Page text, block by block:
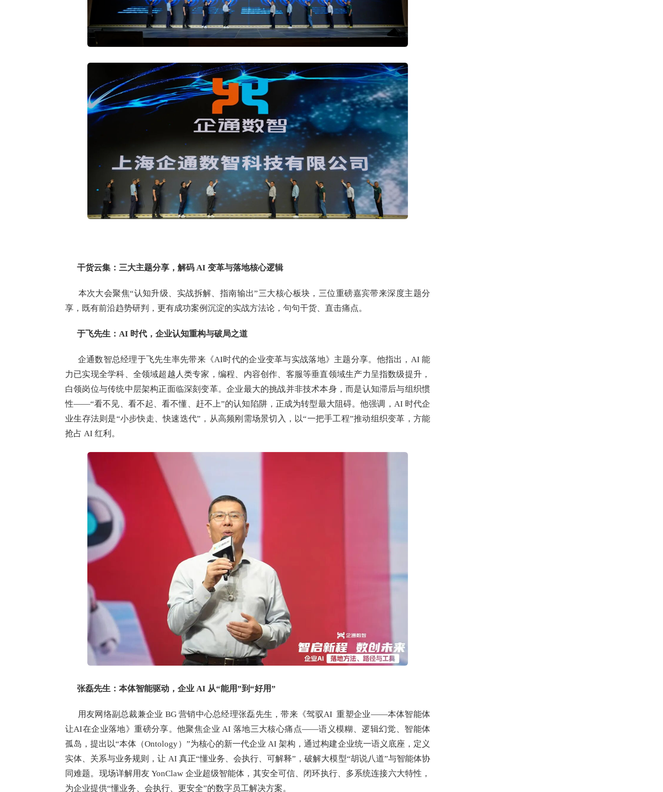
干货云集：三大主题分享，解码 AI 变革与落地核心逻辑
本次大会聚焦“认知升级、实战拆解、指南输出”三大核心板块，三位重磅嘉宾带来深度主题分
享，既有前沿趋势研判，更有成功案例沉淀的实战方法论，句句干货、直击痛点。
于飞先生：AI 时代，企业认知重构与破局之道
企通数智总经理于飞先生率先带来《AI时代的企业变革与实战落地》主题分享。他指出，AI 能
力已实现全学科、全领域超越人类专家，编程、内容创作、客服等垂直领域生产力呈指数级提升，
白领岗位与传统中层架构正面临深刻变革。企业最大的挑战并非技术本身，而是认知滞后与组织惯
性——“看不见、看不起、看不懂、赶不上”的认知陷阱，正成为转型最大阻碍。他强调，AI 时代企
业生存法则是“小步快走、快速迭代”，从高频刚需场景切入，以“一把手工程”推动组织变革，方能
抢占 AI 红利。
张磊先生：本体智能驱动，企业 AI 从“能用”到“好用”
用友网络副总裁兼企业 BG 营销中心总经理张磊先生，带来《驾驭AI 重塑企业——本体智能体
让AI在企业落地》重磅分享。他聚焦企业 AI 落地三大核心痛点——语义模糊、逻辑幻觉、智能体
孤岛，提出以“本体（Ontology）”为核心的新一代企业 AI 架构，通过构建企业统一语义底座，定义
实体、关系与业务规则，让 AI 真正“懂业务、会执行、可解释”，破解大模型“胡说八道”与智能体协
同难题。现场详解用友 YonClaw 企业超级智能体，其安全可信、闭环执行、多系统连接六大特性，
为企业提供“懂业务、会执行、更安全”的数字员工解决方案。